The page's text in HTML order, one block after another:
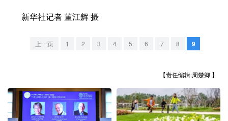
文化产业
地方频道
北京 天津 河北 山西
新华社记者 董江辉 摄
上一页 1 2 3 4 5 6 7 8 9
【责任编辑:周楚卿 】